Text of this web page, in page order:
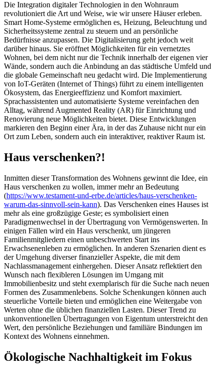
Die Integration digitaler Technologien in den Wohnraum
revolutioniert die Art und Weise, wie wir unsere Häuser erleben.
Smart Home-Systeme ermöglichen es, Heizung, Beleuchtung und
Sicherheitssysteme zentral zu steuern und an persönliche
Bedürfnisse anzupassen. Die Digitalisierung geht jedoch weit
darüber hinaus. Sie eröffnet Möglichkeiten für ein vernetztes
Wohnen, bei dem nicht nur die Technik innerhalb der eigenen vier
Wände, sondern auch die Anbindung an das städtische Umfeld und
die globale Gemeinschaft neu gedacht wird. Die Implementierung
von IoT-Geräten (Internet of Things) führt zu einem intelligenten
Ökosystem, das Energieeffizienz und Komfort maximiert.
Sprachassistenten und automatisierte Systeme vereinfachen den
Alltag, während Augmented Reality (AR) für Einrichtung und
Renovierung neue Möglichkeiten bietet. Diese Entwicklungen
markieren den Beginn einer Ära, in der das Zuhause nicht nur ein
Ort zum Leben, sondern auch ein interaktiver, reaktiver Raum ist.
Haus verschenken?!
Inmitten dieser Transformation des Wohnens gewinnt die Idee, ein
Haus verschenken zu wollen, immer mehr an Bedeutung
(https://www.testament-und-erbe.de/articles/haus-verschenken-
warum-das-sinnvoll-sein-kann). Das Verschenken eines Hauses ist
mehr als eine großzügige Geste; es symbolisiert einen
Paradigmenwechsel in der Übertragung von Vermögenswerten. In
einigen Fällen wird ein Haus verschenkt, um jüngeren
Familienmitgliedern einen unbeschwerten Start ins
Erwachsenenleben zu ermöglichen. In anderen Szenarien dient es
der Umgehung diverser finanzieller Aspekte, die mit dem
Nachlassmanagement einhergehen. Dieser Ansatz reflektiert den
Wunsch nach flexibleren Lösungen im Umgang mit
Immobilienbesitz und steht exemplarisch für die Suche nach neuen
Formen des Zusammenlebens. Solche Schenkungen können auch
steuerliche Vorteile bieten und ermöglichen eine Weitergabe von
Werten ohne die üblichen finanziellen Lasten. Dieser Trend zu
unkonventionellen Übertragungen von Eigentum unterstreicht den
Wert, den persönliche Beziehungen und familiäre Bindungen im
Kontext des Wohnens einnehmen.
Ökologische Nachhaltigkeit im Fokus